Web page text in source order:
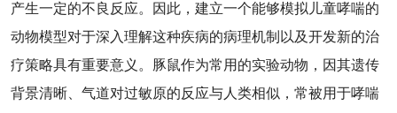
产生一定的不良反应。因此，建立一个能够模拟儿童哮喘的
动物模型对于深入理解这种疾病的病理机制以及开发新的治
疗策略具有重要意义。豚鼠作为常用的实验动物，因其遗传
背景清晰、气道对过敏原的反应与人类相似，常被用于哮喘